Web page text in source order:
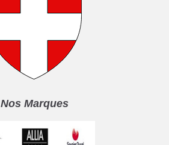
Nos Marques